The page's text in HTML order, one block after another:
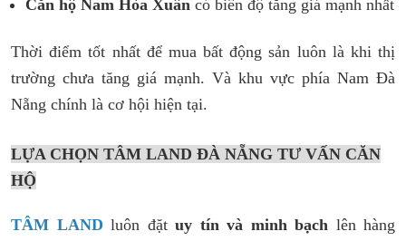
Căn hộ Nam Hòa Xuân có biên độ tăng giá mạnh nhất
Thời điểm tốt nhất để mua bất động sản luôn là khi thị
trường chưa tăng giá mạnh. Và khu vực phía Nam Đà
Nẵng chính là cơ hội hiện tại.
LỰA CHỌN TÂM LAND ĐÀ NẴNG TƯ VẤN CĂN
HỘ
TÂM LAND luôn đặt uy tín và minh bạch lên hàng